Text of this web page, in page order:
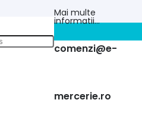
Mai multe
informatii…
comenzi@e-
mercerie.ro